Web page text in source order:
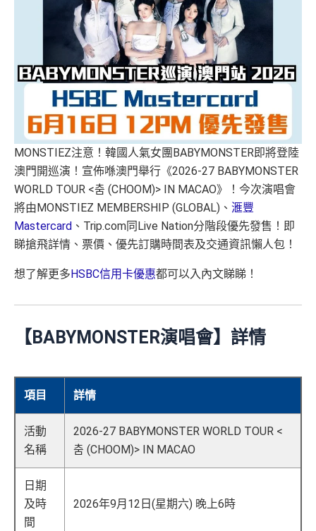
MONSTIEZ注意！韓國人氣女團BABYMONSTER即將登陸
澳門開巡演！宣佈喺澳門舉行《2026-27 BABYMONSTER
WORLD TOUR <춤 (CHOOM)> IN MACAO》！今次演唱會
將由MONSTIEZ MEMBERSHIP (GLOBAL)、 滙豐
Mastercard 、Trip.com同Live Nation分階段優先發售！即
睇搶飛詳情、票價、優先訂購時間表及交通資訊懶人包！
想了解更多 HSBC信用卡優惠都可以入內文睇睇！
【BABYMONSTER演唱會】詳情
項目 詳情
活動
名稱
2026-27 BABYMONSTER WORLD TOUR <
춤 (CHOOM)> IN MACAO
日期
及時
間
2026年9月12日(星期六) 晚上6時